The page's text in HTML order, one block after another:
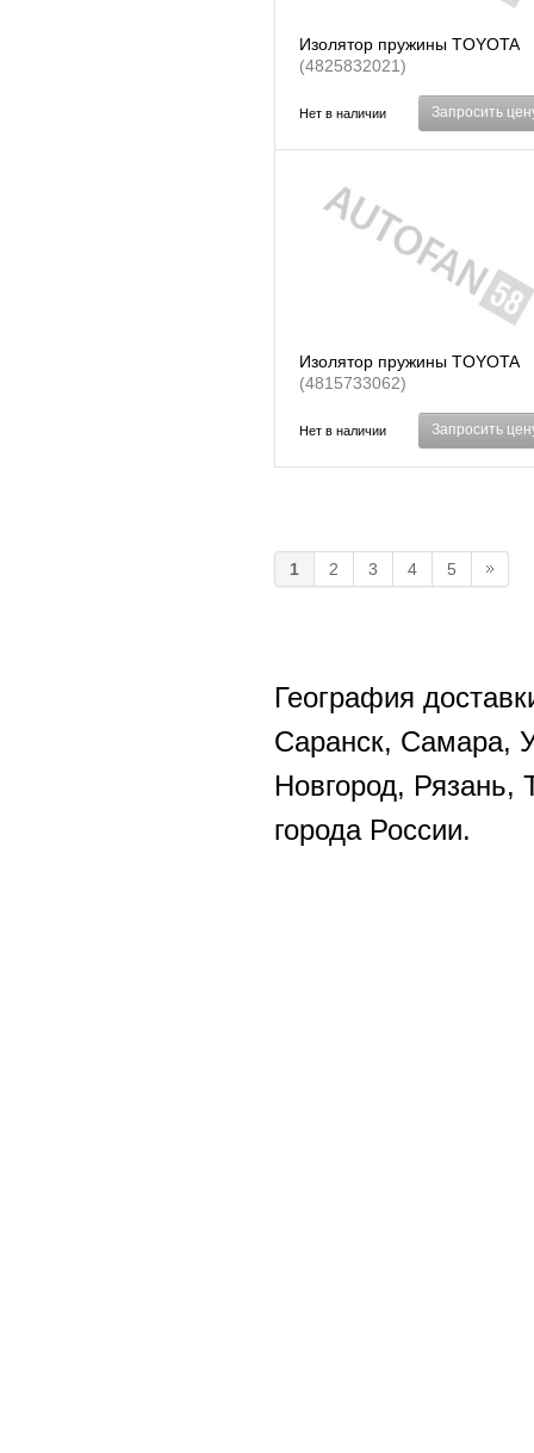
Изолятор пружины TOYOTA
(4825832021)
Нет в наличии Запросить
Изолятор пружины TOYOTA
(4815733062)
Нет в наличии Запросить
1 2 3 4 5
География
Саранск, Самара,
Новгород, Рязань,
города России.